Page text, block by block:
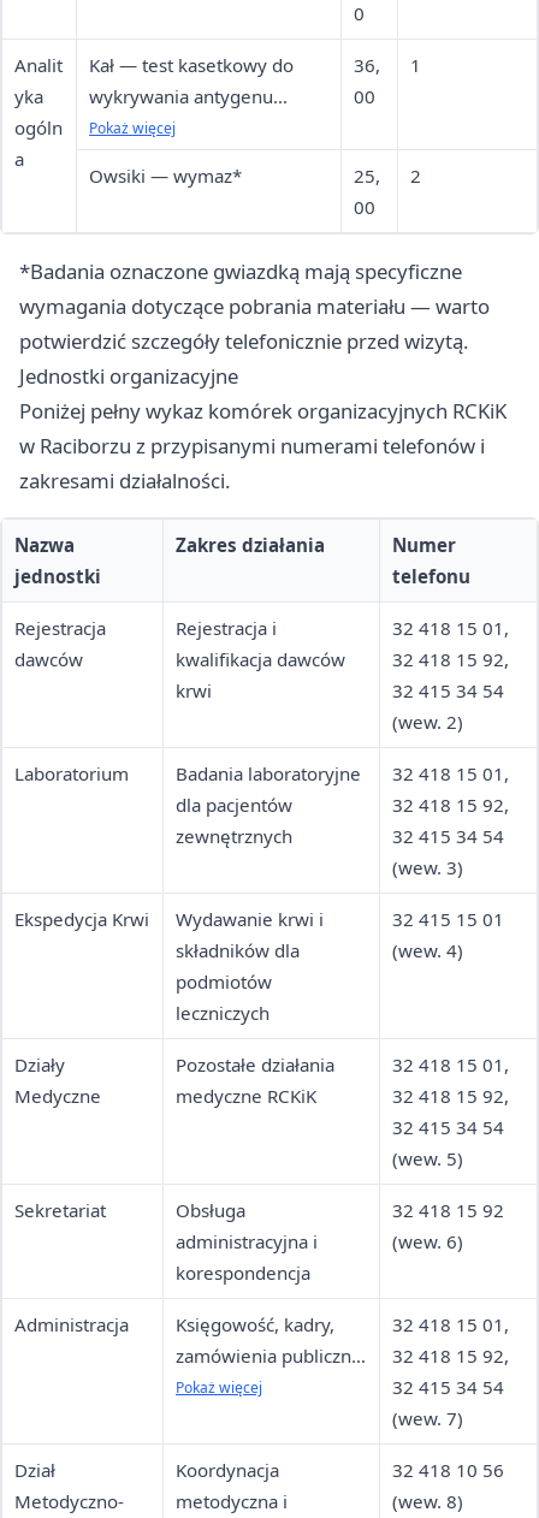
0
Analit
yka
ogóln
a
Kał — test kasetkowy do
wykrywania antygenu
Helicobacter pylori
Pokaż więcej
36,
00
1
Owsiki — wymaz*
25,
00
2
*Badania oznaczone gwiazdką mają specyficzne
wymagania dotyczące pobrania materiału — warto
potwierdzić szczegóły telefonicznie przed wizytą.
Jednostki organizacyjne
Poniżej pełny wykaz komórek organizacyjnych RCKiK
w Raciborzu z przypisanymi numerami telefonów i
zakresami działalności.
Nazwa
jednostki
Zakres działania
Numer
telefonu
Rejestracja
dawców
Rejestracja i
kwalifikacja dawców
krwi
32 418 15 01,
32 418 15 92,
32 415 34 54
(wew. 2)
Laboratorium
Badania laboratoryjne
dla pacjentów
zewnętrznych
32 418 15 01,
32 418 15 92,
32 415 34 54
(wew. 3)
Ekspedycja Krwi
Wydawanie krwi i
składników dla
podmiotów
leczniczych
32 415 15 01
(wew. 4)
Działy
Medyczne
Pozostałe działania
medyczne RCKiK
32 418 15 01,
32 418 15 92,
32 415 34 54
(wew. 5)
Sekretariat
Obsługa
administracyjna i
korespondencja
32 418 15 92
(wew. 6)
Administracja
Księgowość, kadry,
zamówienia publiczne,
dział techniczno-
Pokaż więcej
32 418 15 01,
32 418 15 92,
32 415 34 54
(wew. 7)
Dział
Metodyczno-
Koordynacja
metodyczna i
32 418 10 56
(wew. 8)